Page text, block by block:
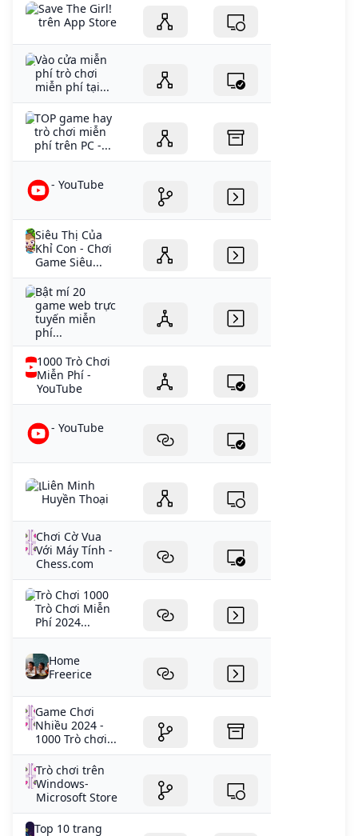
‎Save The Girl!
trên App Store
Vào cửa miễn
phí trò chơi
miễn phí tại...
TOP game hay
trò chơi miễn
phí trên PC -...
- YouTube
Siêu Thị Của
Khỉ Con - Chơi
Game Siêu...
Bật mí 20
game web trực
tuyến miễn
phí...
1000 Trò Chơi
Miễn Phí -
YouTube
- YouTube
Liên Minh
Huyền Thoại
Chơi Cờ Vua
Với Máy Tính -
Chess.com
Trò Chơi 1000
Trò Chơi Miễn
Phí 2024...
Home
Freerice
Game Chơi
Nhiều 2024 -
1000 Trò chơi...
Trò chơi trên
Windows-
Microsoft Store
Top 10 trang